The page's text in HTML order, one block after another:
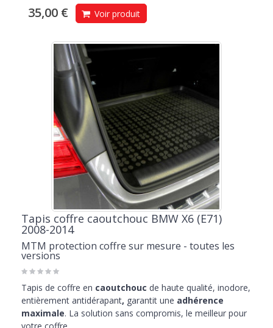
35,00 € Voir produit
Tapis coffre caoutchouc BMW X6 (E71)
2008-2014
MTM protection coffre sur mesure - toutes les
versions
Tapis de coffre en caoutchouc de haute qualité, inodore,
entièrement antidérapant, garantit une adhérence
maximale. La solution sans compromis, le meilleur pour